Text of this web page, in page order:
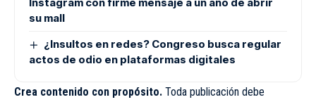
su mall
¿Insultos en redes? Congreso busca regular
actos de odio en plataformas digitales
Crea contenido con propósito. Toda publicación debe